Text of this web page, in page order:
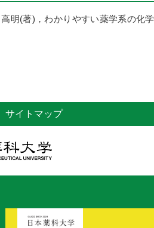
明(著)，わかりやすい薬学系の化
サイトマップ